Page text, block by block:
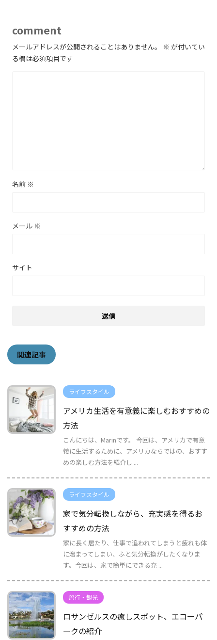
comment
メールアドレスが公開されることはありません。 ※ が付いてい
る欄は必須項目です
名前 ※
メール ※
サイト
関連記事
ライフスタイル
アメリカ生活を有意義に楽しむおすすめの
方法
こんにちは、Marinです。 今回は、アメリカで有意
義に生活するために、アメリカならではの、おすす
めの楽しむ方法を紹介し ...
ライフスタイル
家で気分転換しながら、充実感を得るお
すすめの方法
家に長く居たり、仕事で追われてしまうと疲れも体
に溜まってしまい、ふと気分転換がしたくなりま
す。今回は、家で簡単にできる充 ...
旅行・観光
ロサンゼルスの癒しスポット、エコーパ
ークの紹介